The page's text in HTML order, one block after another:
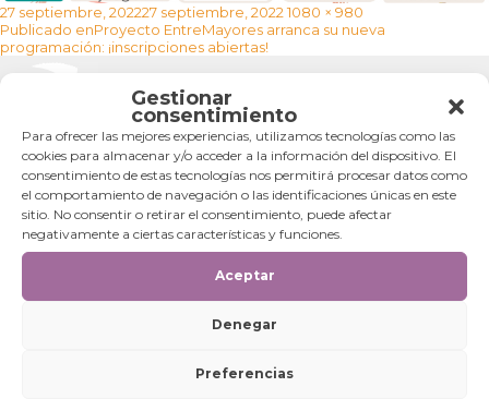
Gestionar
consentimiento
Para ofrecer las mejores experiencias, utilizamos tecnologías como las
cookies para almacenar y/o acceder a la información del dispositivo. El
consentimiento de estas tecnologías nos permitirá procesar datos como
el comportamiento de navegación o las identificaciones únicas en este
sitio. No consentir o retirar el consentimiento, puede afectar
negativamente a ciertas características y funciones.
Aceptar
Denegar
Preferencias
Publicado
el
27 septiembre, 202227 septiembre, 2022 Tamaño
completo
1080 × 980
Navegación
de
entradas
Publicado enProyecto EntreMayores arranca su nueva
programación: ¡inscripciones abiertas!
Categorías